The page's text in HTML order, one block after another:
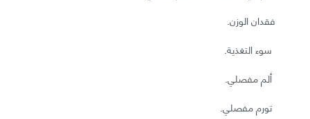
فقدان الوزن.
سوء التغذية.
ألم مفصلي.
تورم مفصلي.